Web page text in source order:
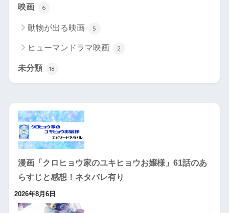
映画 6
動物が出る映画 5
ヒューマンドラマ映画 2
未分類 18
漫画「クロヒョウ家のユキヒョウお嬢様」61話のあ
らすじと感想！ネタバレ有り
2026年8月6日